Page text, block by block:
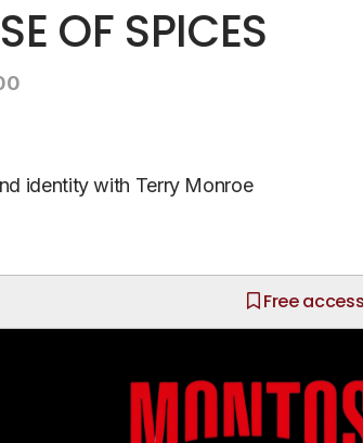
OF SPICES
identity with Terry Monroe
Free access